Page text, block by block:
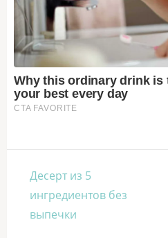
Навигация
по
записям
Десерт из 5
ингредиентов без
выпечки